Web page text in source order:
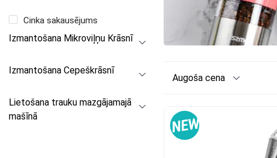
Cinka sakausējums
Izmantošana Mikroviļņu Krāsnī
Izmantošana Cepeškrāsnī
Lietošana trauku mazgājamajā
mašīnā
Augoša cena